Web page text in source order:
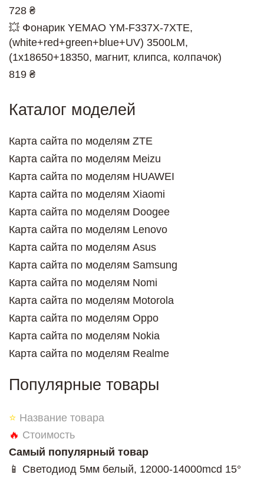
728 ₴
💥 Фонарик YEMAO YM-F337X-7XTE,
(white+red+green+blue+UV) 3500LM,
(1х18650+18350, магнит, клипса, колпачок)
819 ₴
Каталог моделей
Карта сайта по моделям ZTE
Карта сайта по моделям Meizu
Карта сайта по моделям HUAWEI
Карта сайта по моделям Xiaomi
Карта сайта по моделям Doogee
Карта сайта по моделям Lenovo
Карта сайта по моделям Asus
Карта сайта по моделям Samsung
Карта сайта по моделям Nomi
Карта сайта по моделям Motorola
Карта сайта по моделям Oppo
Карта сайта по моделям Nokia
Карта сайта по моделям Realme
Популярные товары
⭐ Название товара
🔥 Стоимость
Самый популярный товар
📱 Светодиод 5мм белый, 12000-14000mcd 15°